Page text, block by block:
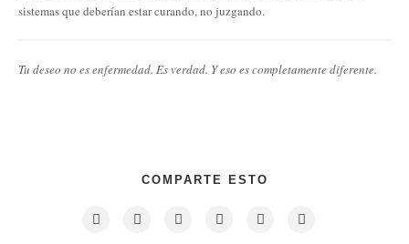
sistemas que deberían estar curando, no juzgando.
Tu deseo no es enfermedad. Es verdad. Y eso es completamente diferente.
COMPARTE ESTO